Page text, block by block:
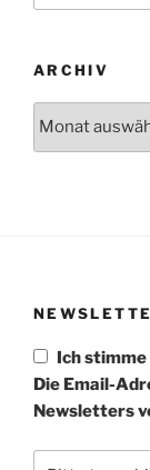
ARCHIV
Ich
Die Email-
Newsletters